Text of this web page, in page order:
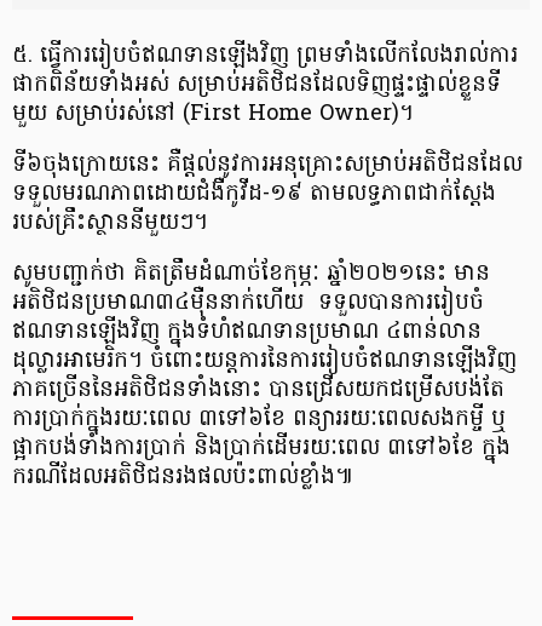
៥. ធ្វើការ​រៀបចំ​ឥណទាន​ឡើង​វិញ ព្រមទាំង​លើកលែង​រាល់​ការ​
ផាកពិន័យ​ទាំងអស់ សម្រាប់​អតិថិជន​ដែល​ទិញ​ផ្ទះ​ផ្ទាល់ខ្លួន​ទី​
មួយ សម្រាប់​រស់នៅ (First Home Owner)​។
ទី​៦​ចុង​ក្រោយ​នេះ គឺ​ផ្តល់​នូវ​ការ​អនុគ្រោះ​សម្រាប់​អតិថិជន​ដែល​
ទទួលមរណភាព​ដោយ​ជំងឺ​កូ​វី​ដ​-១៩ តាម​លទ្ធភាព​ជាក់ស្តែង​
របស់​គ្រឹះស្ថាន​នីមួយ​ៗ​។
សូម​បញ្ជាក់​ថា គិត​ត្រឹម​ដំណាច់ខែ​កុម្ភៈ ឆ្នាំ​២០២១​នេះ មាន​
អតិថិជន​ប្រមាណ​៣៤​ម៉ឺន​នាក់​ហើយ ទទួល​បានការ​រៀបចំ​
ឥណទាន​ឡើង​វិញ ក្នុង​ទំហំ​ឥណទាន​ប្រមាណ ៤​ពាន់​លាន​
ដុល្លារ​អា​មេ​រិ​ក​។ ចំពោះ​យន្តការ​នៃ​ការ​រៀបចំ​ឥណទាន​ឡើង​វិញ
ភាគច្រើន​នៃ​អតិថិជន​ទាំងនោះ បាន​ជ្រើស​យក​ជម្រើស​បង់​តែ​
ការ​ប្រាក់​ក្នុង​រយៈពេល ៣​ទៅ​៦​ខែ ពន្យារ​រយៈពេល​សង​កម្ចី ឬ​
ផ្អាក​បង់​ទាំង​ការ​ប្រាក់ និង​ប្រាក់​ដើម​រយៈពេល ៣​ទៅ​៦​ខែ ក្នុង​
ករណី​ដែល​អតិថិជន​រង​ផល​ប៉ះពាល់​ខ្លាំង​៕